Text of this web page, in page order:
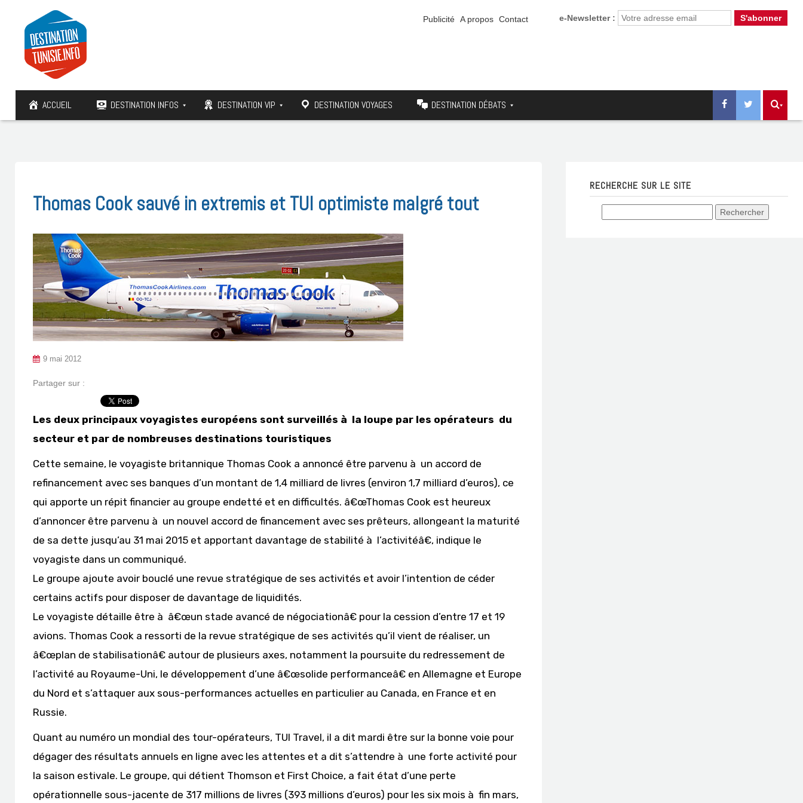
e-Newsletter :
Publicité A propos Contact
ACCUEIL DESTINATION INFOS DESTINATION VIP DESTINATION VOYAGES DESTINATION DÉBATS
Thomas Cook sauvé in extremis et TUI optimiste malgré tout
9 mai 2012
Partager sur :
Les deux principaux voyagistes européens sont surveillés à la loupe par les opérateurs du
secteur et par de nombreuses destinations touristiques
Cette semaine, le voyagiste britannique Thomas Cook a annoncé être parvenu à un accord de
refinancement avec ses banques d’un montant de 1,4 milliard de livres (environ 1,7 milliard d’euros), ce
qui apporte un répit financier au groupe endetté et en difficultés. â€œThomas Cook est heureux
d’annoncer être parvenu à un nouvel accord de financement avec ses prêteurs, allongeant la maturité
de sa dette jusqu’au 31 mai 2015 et apportant davantage de stabilité à l’activitéâ€, indique le
voyagiste dans un communiqué.
Le groupe ajoute avoir bouclé une revue stratégique de ses activités et avoir l’intention de céder
certains actifs pour disposer de davantage de liquidités.
Le voyagiste détaille être à â€œun stade avancé de négociationâ€ pour la cession d’entre 17 et 19
avions. Thomas Cook a ressorti de la revue stratégique de ses activités qu’il vient de réaliser, un
â€œplan de stabilisationâ€ autour de plusieurs axes, notamment la poursuite du redressement de
l’activité au Royaume-Uni, le développement d’une â€œsolide performanceâ€ en Allemagne et Europe
du Nord et s’attaquer aux sous-performances actuelles en particulier au Canada, en France et en
Russie.
Quant au numéro un mondial des tour-opérateurs, TUI Travel, il a dit mardi être sur la bonne voie pour
dégager des résultats annuels en ligne avec les attentes et a dit s’attendre à une forte activité pour
la saison estivale. Le groupe, qui détient Thomson et First Choice, a fait état d’une perte
opérationnelle sous-jacente de 317 millions de livres (393 millions d’euros) pour les six mois à fin mars,
RECHERCHE SUR LE SITE